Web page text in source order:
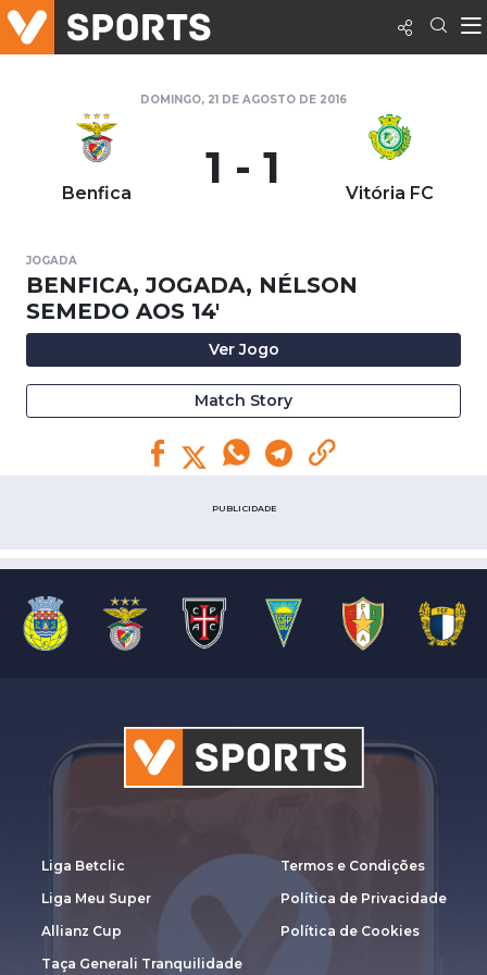
DOMINGO, 21 DE AGOSTO DE 2016
Benfica 1 - 1 Vitória FC
JOGADA
BENFICA, JOGADA, NÉLSON
SEMEDO AOS 14'
Ver Jogo
Match Story
PUBLICIDADE
Liga Betclic
Liga Meu Super
Allianz Cup
Taça Generali Tranquilidade
Termos e Condições
Política de Privacidade
Política de Cookies